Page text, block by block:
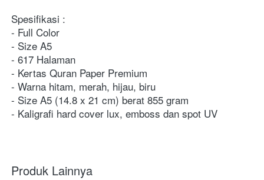
Spesifikasi :
- Full Color
- Size A5
- 617 Halaman
- Kertas Quran Paper Premium
- Warna hitam, merah, hijau, biru
- Size A5 (14.8 x 21 cm) berat 855 gram
- Kaligrafi hard cover lux, emboss dan spot UV
Produk Lainnya